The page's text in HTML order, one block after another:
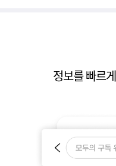
정보를 빠르